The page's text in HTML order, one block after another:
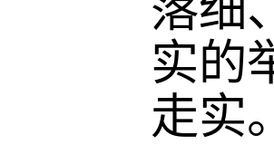
实的
走实